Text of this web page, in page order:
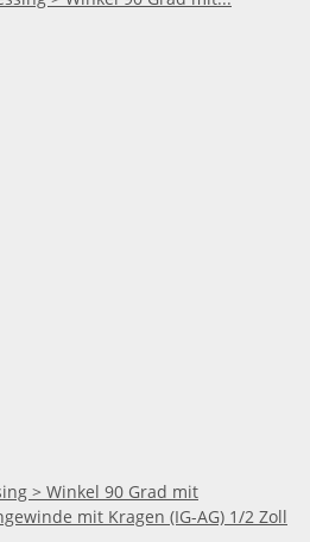
> Winkel 90 Grad mit
mit Kragen (IG-AG) 1/2 Zoll